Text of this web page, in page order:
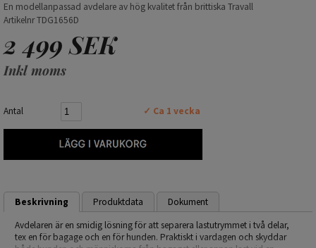
En modellanpassad avdelare av hög kvalitet från brittiska Travall
Artikelnr TDG1656D
2 499 SEK
Inkl moms
Antal ✓ Ca 1 vecka
Beskrivning Produktdata
Dokument
Avdelaren är en smidig lösning för att separera lastutrymmet i två delar,
tex en för bagage och en för hunden. Praktiskt i vardagen och skyddar